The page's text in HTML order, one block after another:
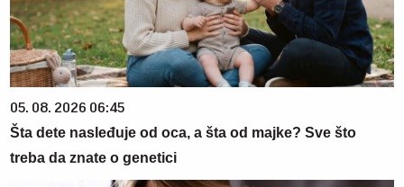
05. 08. 2026 06:45
Šta dete nasleđuje od oca, a šta od majke? Sve što
treba da znate o genetici